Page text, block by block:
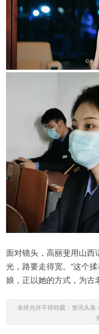
面对镜头，高丽斐用山西
光，路要走得宽。”这个
娘，正以她的方式，为古
未经允许不得转载： 资讯头条